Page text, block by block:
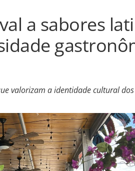
a sabores
valorizam a identidade cultural